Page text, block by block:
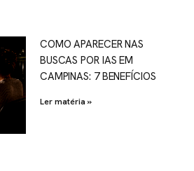
COMO APARECER NAS
BUSCAS POR IAS EM
CAMPINAS: 7 BENEFÍCIOS
Ler matéria »